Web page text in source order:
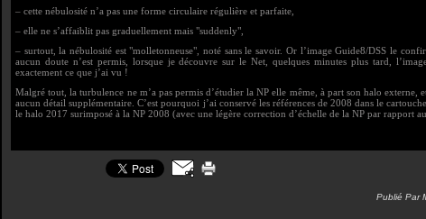
– cette nébulosité n’a pas une forme circulaire régulière et parfaite,
– elle ne s’affaiblit pas graduellement mais "suddenly",
– surtout, la nébulosité est "molletonneuse", noté sans le savoir. Or l’image Guide8/DSS le
aucun doute n’est permis, lorsque je découvre sur le Net, quelques minutes plus tard,
exactement ce que j’ai vu !
Malgré tout, la turbulence ne m’a pas permis d’étudier la NP elle même, à part son halo externe,
aucun détail supplémentaire. C’est pourquoi j’ai conservé les références de 2008 dans le
le halo 2017 surimposé à la NP 2008 (avec une légère correction d’échelle de la NP par rapport
Publié Par